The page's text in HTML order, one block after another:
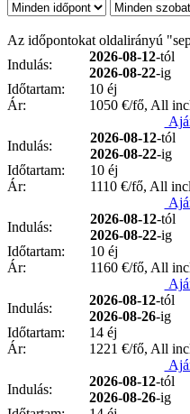
Az időpontokat oldalirányú
Indulás:
2026-08-12-tól
2026-08-22-ig
Időtartam:
10 éj
Ár:
1050 €/fő, All
Indulás:
2026-08-12-tól
2026-08-22-ig
Időtartam:
10 éj
Ár:
1110 €/fő, All
Indulás:
2026-08-12-tól
2026-08-22-ig
Időtartam:
10 éj
Ár:
1160 €/fő, All
Indulás:
2026-08-12-tól
2026-08-26-ig
Időtartam:
14 éj
Ár:
1221 €/fő, All
Indulás:
2026-08-12-tól
2026-08-26-ig